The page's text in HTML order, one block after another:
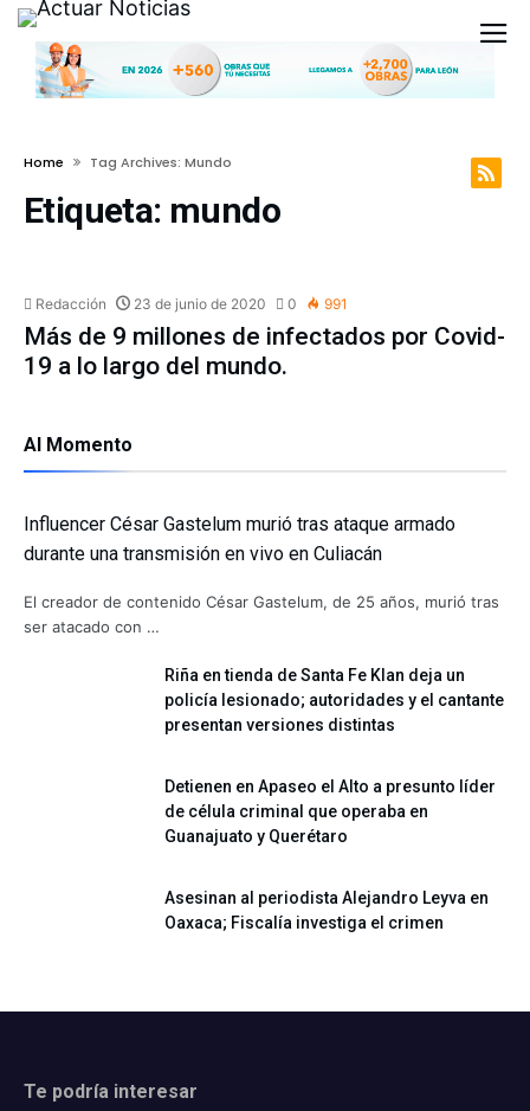
Home Tag Archives: Mundo
Etiqueta: mundo
Redacción 23 de junio de 2020 0 991
Más de 9 millones de infectados por Covid-
19 a lo largo del mundo.
Al Momento
Influencer César Gastelum murió tras ataque armado
durante una transmisión en vivo en Culiacán
El creador de contenido César Gastelum, de 25 años, murió tras
ser atacado con …
Riña en tienda de Santa Fe Klan deja un
policía lesionado; autoridades y el cantante
presentan versiones distintas
Detienen en Apaseo el Alto a presunto líder
de célula criminal que operaba en
Guanajuato y Querétaro
Asesinan al periodista Alejandro Leyva en
Oaxaca; Fiscalía investiga el crimen
Te podría interesar